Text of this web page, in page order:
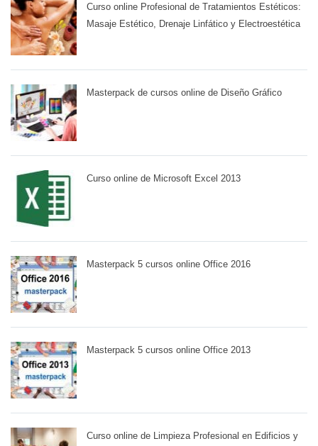
Curso online Profesional de Tratamientos Estéticos:
Masaje Estético, Drenaje Linfático y Electroestética
Masterpack de cursos online de Diseño Gráfico
Curso online de Microsoft Excel 2013
Masterpack 5 cursos online Office 2016
Masterpack 5 cursos online Office 2013
Curso online de Limpieza Profesional en Edificios y